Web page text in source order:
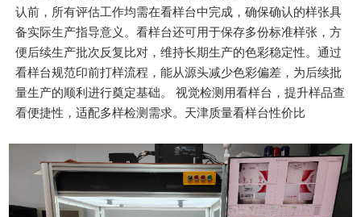
认前，所有评估工作均需在看样台中完成，确保确认的样张具
备实际生产指导意义。看样台还可用于保存多份标准样张，方
便后续生产批次反复比对，维持长期生产的色彩稳定性。通过
看样台规范印前打样流程，能从源头减少色彩偏差，为后续批
量生产的顺利进行奠定基础。 视觉检测用看样台，提升样品查
看便捷性，适配多样检测需求。天津质量看样台性价比